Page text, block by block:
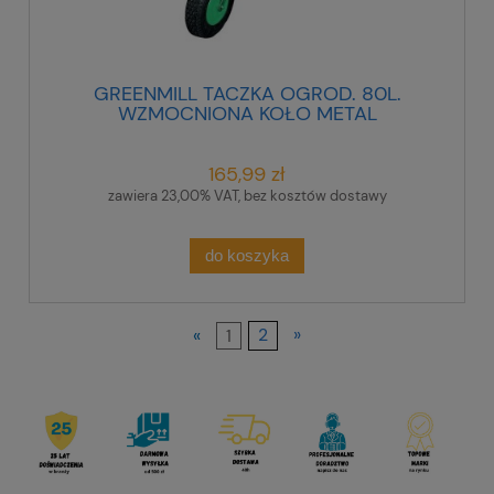
GREENMILL TACZKA OGROD. 80L.
WZMOCNIONA KOŁO METAL
165,99 zł
zawiera 23,00% VAT, bez kosztów dostawy
do koszyka
« 1 2 »